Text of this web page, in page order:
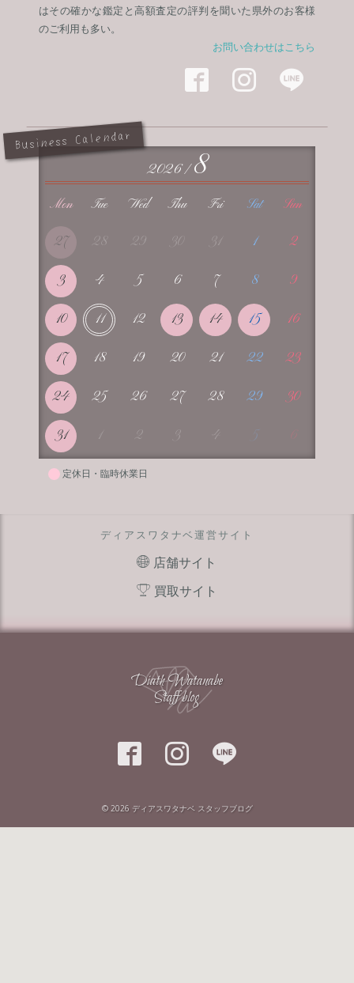
はその確かな鑑定と高額査定の評判を聞いた県外のお客様
のご利用も多い。
お問い合わせはこちら
  
Business Calendar
2026 /8
Mon Tue Wed Thu Fri Sat Sun
27 28 29 30 31 1 2
3 4 5 6 7 8 9
10 11 12 13 14 15 16
17 18 19 20 21 22 23
24 25 26 27 28 29 30
31 1 2 3 4 5 6
定休日・臨時休業日
ディアスワタナベ運営サイト
店舗サイト
買取サイト
Diath Watanabe
Staff blog
  
© 2026 ディアスワタナベ スタッフブログ